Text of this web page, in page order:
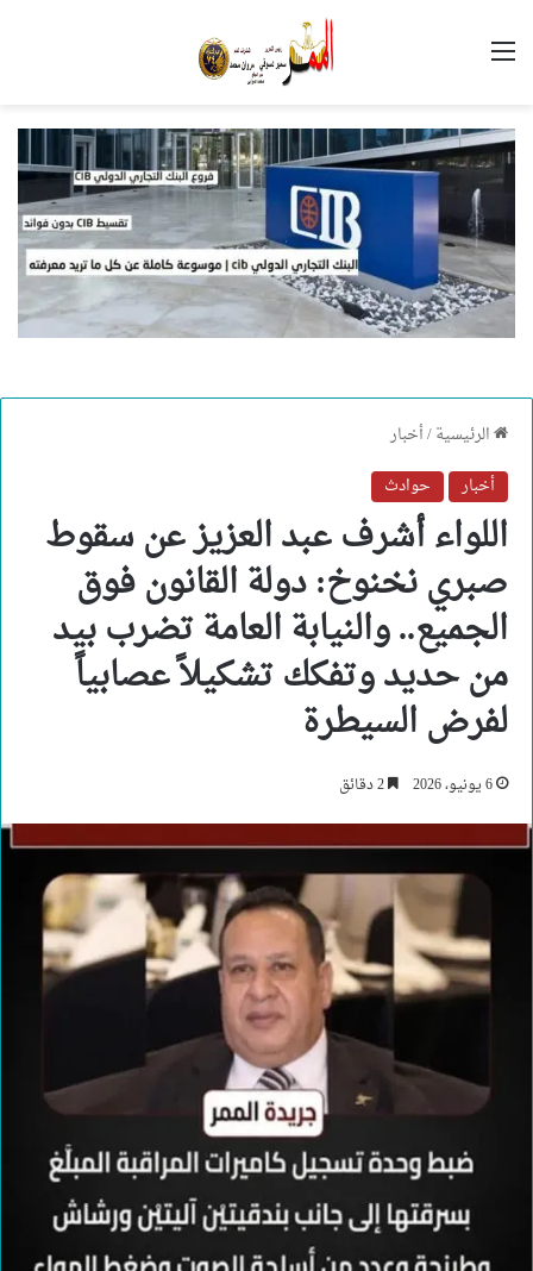
القائمة
الرئيسية/أخبار
أخبار
حوادث
اللواء أشرف عبد العزيز عن سقوط
صبري نخنوخ: دولة القانون فوق
الجميع.. والنيابة العامة تضرب بيد
من حديد وتفكك تشكيلاً عصابياً
لفرض السيطرة
6 يونيو، 2026